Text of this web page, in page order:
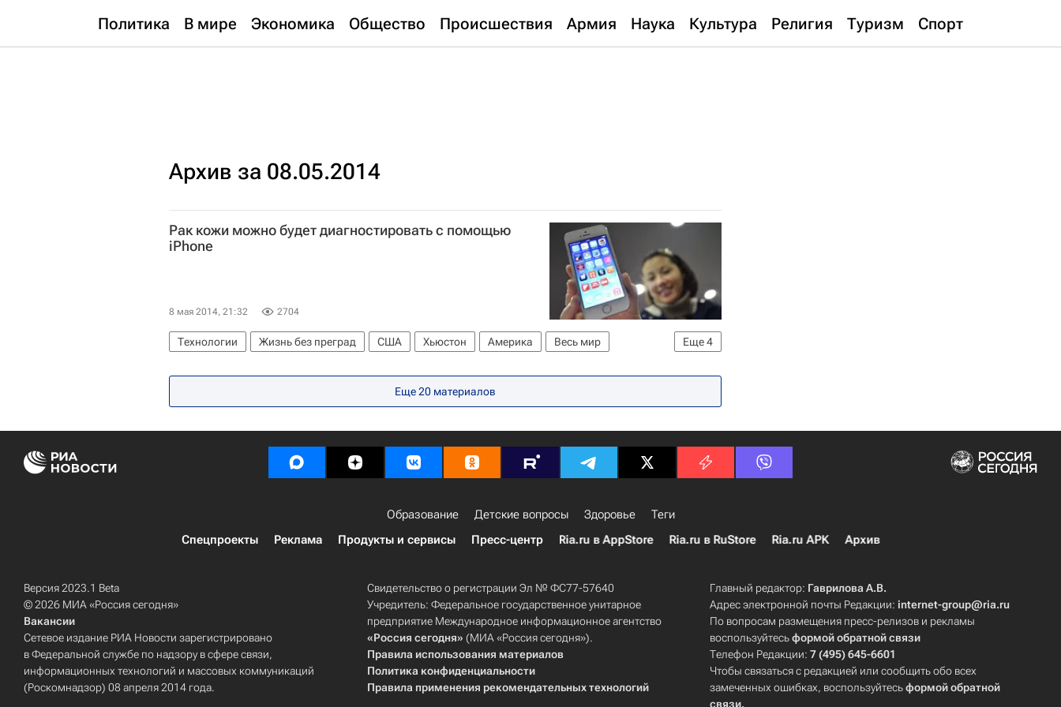
Политика В мире Экономика Общество Происшествия Армия Наука Культура Религия Туризм Спорт
Архив за 08.05.2014
Рак кожи можно будет диагностировать с помощью
iPhone
8 мая 2014, 21:32 2704
Еще4
Технологии Жизнь без преград США Хьюстон Америка
Весь мир
Еще 20 материалов
Образование Детские вопросы Здоровье
Теги
Спецпроекты
Реклама Продукты и сервисы Пресс-центр Ria.ru в AppStore Ria.ru в RuStore Ria.ru APK Архив
Версия 2023.1 Beta
© 2026 МИА «Россия сегодня»
Вакансии
Сетевое издание РИА Новости зарегистрировано
в Федеральной службе по надзору в сфере связи,
информационных технологий и массовых коммуникаций
(Роскомнадзор) 08 апреля 2014 года.
Свидетельство о регистрации Эл № ФС77-57640
Учредитель: Федеральное государственное унитарное
предприятие Международное информационное агентство
«Россия сегодня» (МИА «Россия сегодня»).
Правила использования материалов
Политика конфиденциальности
Правила применения рекомендательных технологий
Главный редактор: Гаврилова А.В.
Адрес электронной почты Редакции:internet-group@ria.ru
По вопросам размещения пресс-релизов и рекламы
воспользуйтесьформой обратной связи
Телефон Редакции:7 (495) 645-6601
Чтобы связаться с редакцией или сообщить обо всех
замеченных ошибках, воспользуйтесьформой обратной
связи.